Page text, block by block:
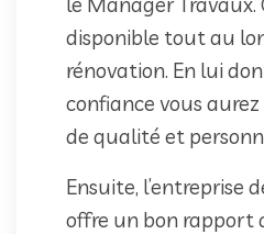
disponible tout au
rénovation. En lui
confiance vous
de qualité et
Ensuite, l’entreprise
offre un bon rapport